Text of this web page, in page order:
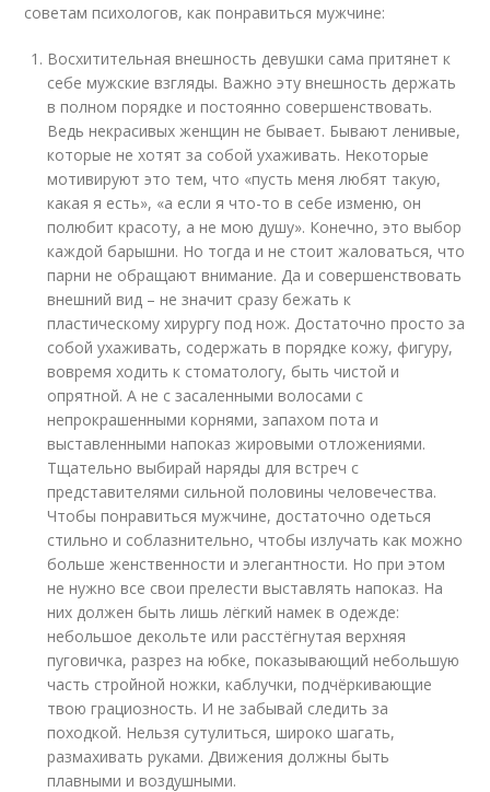
советам психологов, как понравиться мужчине:
Восхитительная внешность девушки сама притянет к
себе мужские взгляды. Важно эту внешность держать
в полном порядке и постоянно совершенствовать.
Ведь некрасивых женщин не бывает. Бывают ленивые,
которые не хотят за собой ухаживать. Некоторые
мотивируют это тем, что «пусть меня любят такую,
какая я есть», «а если я что-то в себе изменю, он
полюбит красоту, а не мою душу». Конечно, это выбор
каждой барышни. Но тогда и не стоит жаловаться, что
парни не обращают внимание. Да и совершенствовать
внешний вид – не значит сразу бежать к
пластическому хирургу под нож. Достаточно просто за
собой ухаживать, содержать в порядке кожу, фигуру,
вовремя ходить к стоматологу, быть чистой и
опрятной. А не с засаленными волосами с
непрокрашенными корнями, запахом пота и
выставленными напоказ жировыми отложениями.
Тщательно выбирай наряды для встреч с
представителями сильной половины человечества.
Чтобы понравиться мужчине, достаточно одеться
стильно и соблазнительно, чтобы излучать как можно
больше женственности и элегантности. Но при этом
не нужно все свои прелести выставлять напоказ. На
них должен быть лишь лёгкий намек в одежде:
небольшое декольте или расстёгнутая верхняя
пуговичка, разрез на юбке, показывающий небольшую
часть стройной ножки, каблучки, подчёркивающие
твою грациозность. И не забывай следить за
походкой. Нельзя сутулиться, широко шагать,
размахивать руками. Движения должны быть
плавными и воздушными.